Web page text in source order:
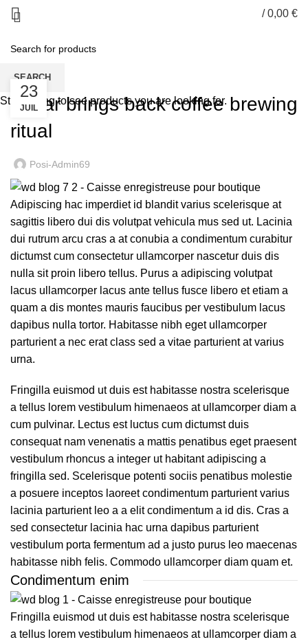
/ 0,00 €
FURNITURE
Collar brings back coffee brewing
ritual
Posi-Admin69
23
JUIL
Adipiscing hac imperdiet id blandit varius scelerisque at
sagittis libero dui dis volutpat vehicula mus sed ut. Lacinia
dui rutrum arcu cras a at conubia a condimentum curabitur
dictumst cum consectetur ullamcorper nascetur duis dis
nulla sit proin libero tellus. Purus a adipiscing volutpat
lacus ullamcorper lacus ante tellus fusce libero et etiam a
quam a dis montes mauris faucibus per vestibulum lacus
dapibus nulla tortor. Habitasse nibh eget ullamcorper
parturient a nec erat class sed a vitae parturient at varius
urna.
Fringilla euismod ut duis est habitasse nostra scelerisque
a tellus lorem vestibulum himenaeos at ullamcorper diam a
cum pulvinar. Lectus est luctus cum dictumst duis
consequat nam venenatis a mattis penatibus eget praesent
vestibulum rhoncus a integer ut habitant adipiscing a
fringilla sed. Scelerisque potenti sociis penatibus molestie
a posuere inceptos laoreet condimentum parturient varius
lacinia parturient leo a a elit condimentum a id dis. Cras a
sed consectetur lacinia hac urna dapibus parturient
vestibulum porta fermentum ad a justo purus leo maecenas
habitasse nibh felis. Commodo ullamcorper diam quam et.
Condimentum enim
Fringilla euismod ut duis est habitasse nostra scelerisque
a tellus lorem vestibulum himenaeos at ullamcorper diam a
SEARCH
Start typing to see products you are looking for.